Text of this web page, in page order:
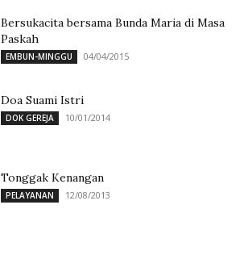
Bersukacita bersama Bunda Maria di Masa
Paskah
EMBUN-MINGGU 04/04/2015
Doa Suami Istri
DOK GEREJA 10/01/2014
Tonggak Kenangan
PELAYANAN 12/08/2013